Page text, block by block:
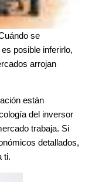
se
posible inferirlo,
arrojan
están
del inversor
trabaja. Si
detallados,
ti.